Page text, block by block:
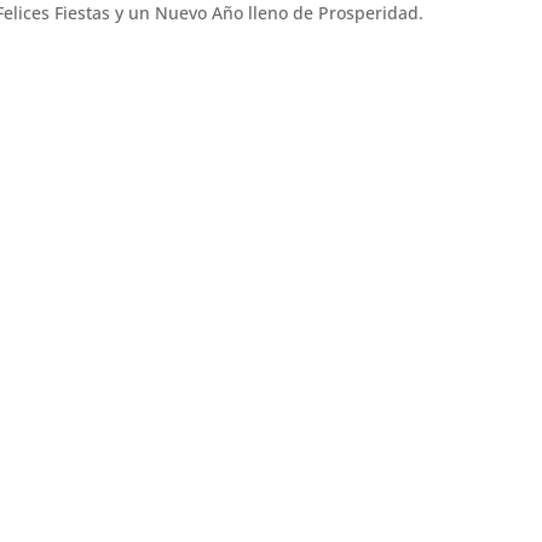
Fiestas y un Nuevo Año lleno de Prosperidad.